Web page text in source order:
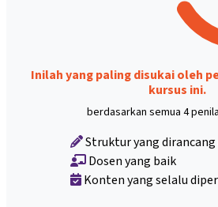
Inilah yang paling disukai oleh
kursus ini.
berdasarkan semua 4
Struktur yang
Dosen yang baik
Konten yang selalu